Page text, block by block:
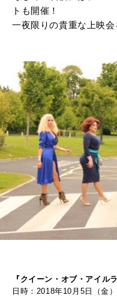
トも開催！
一夜限りの貴重な上映会
『 クイーン・オブ・アイル
日時：2018年10月5日（金